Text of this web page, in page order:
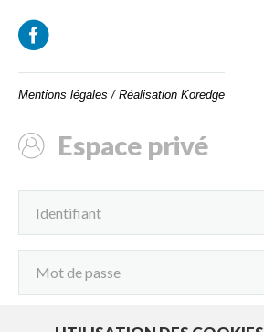
Mentions légales / Réalisation Koredge
Espace privé